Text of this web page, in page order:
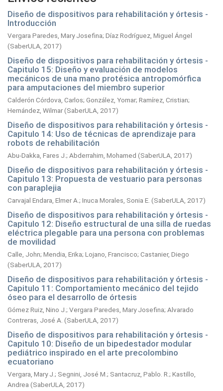
Diseño de dispositivos para rehabilitación y órtesis -
Introducción
Vergara Paredes, Mary Josefina; Díaz Rodríguez, Miguel Ángel
(SaberULA, 2017)
Diseño de dispositivos para rehabilitación y órtesis -
Capitulo 15: Diseño y evaluación de modelos
mecánicos de una mano protésica antropomórfica
para amputaciones del miembro superior
Calderón Córdova, Carlos; González, Yomar; Ramírez, Cristian;
Hernández, Wilmar(SaberULA, 2017)
Diseño de dispositivos para rehabilitación y órtesis -
Capitulo 14: Uso de técnicas de aprendizaje para
robots de rehabilitación
Abu-Dakka, Fares J. ; Abderrahim, Mohamed (SaberULA, 2017)
Diseño de dispositivos para rehabilitación y órtesis -
Capitulo 13: Propuesta de vestuario para personas
con paraplejia
Carvajal Endara, Elmer A. ; Inuca Morales, Sonia E. (SaberULA, 2017)
Diseño de dispositivos para rehabilitación y órtesis -
Capitulo 12: Diseño estructural de una silla de ruedas
eléctrica plegable para una persona con problemas
de movilidad
Calle, John; Mendia, Erika; Lojano, Francisco; Castanier, Diego
(SaberULA, 2017)
Diseño de dispositivos para rehabilitación y órtesis -
Capitulo 11: Comportamiento mecánico del tejido
óseo para el desarrollo de órtesis
Gómez Ruiz, Nino J. ; Vergara Paredes, Mary Josefina; Alvarado
Contreras, José A. (SaberULA, 2017)
Diseño de dispositivos para rehabilitación y órtesis -
Capitulo 10: Diseño de un bipedestador modular
pediátrico inspirado en el arte precolombino
ecuatoriano
Vergara, Mary J. ; Segnini, José M. ; Santacruz, Pablo. R. ; Kastillo,
Andrea (SaberULA, 2017)